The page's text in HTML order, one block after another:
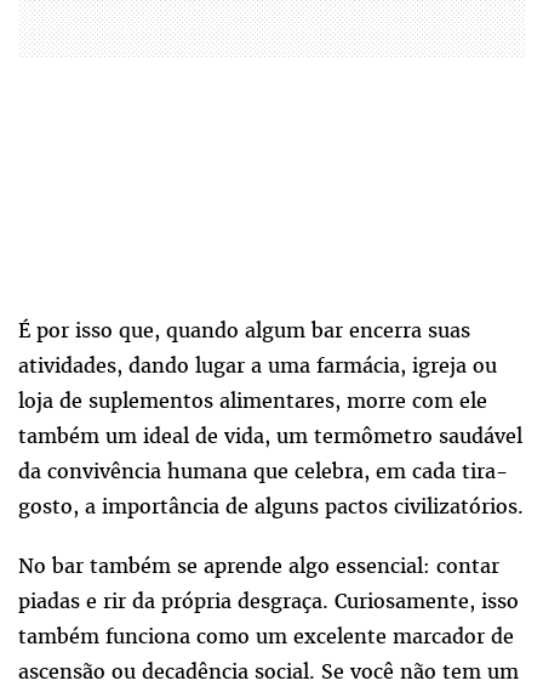
É por isso que, quando algum bar encerra suas
atividades, dando lugar a uma farmácia, igreja ou
loja de suplementos alimentares, morre com ele
também um ideal de vida, um termômetro saudável
da convivência humana que celebra, em cada tira-
gosto, a importância de alguns pactos civilizatórios.
No bar também se aprende algo essencial: contar
piadas e rir da própria desgraça. Curiosamente, isso
também funciona como um excelente marcador de
ascensão ou decadência social. Se você não tem um